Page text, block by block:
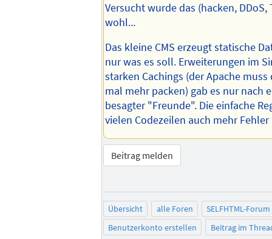
Versucht wurde das (hacken, DDoS,
wohl...
Das kleine CMS erzeugt statische
nur was es soll. Erweiterungen im
starken Cachings (der Apache
mal mehr packen) gab es nur nach
besagter "Freunde". Die einfache
vielen Codezeilen auch mehr
Beitrag melden
Übersicht alle Foren
SELFHTML-Forum
Benutzerkonto erstellen
Beitrag im